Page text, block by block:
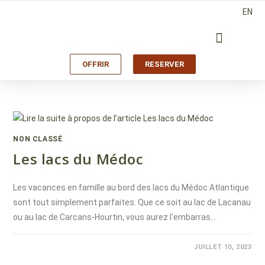
EN
OFFRIR RESERVER
NON CLASSÉ
Les lacs du Médoc
Les vacances en famille au bord des lacs du Médoc Atlantique
sont tout simplement parfaites. Que ce soit au lac de Lacanau
ou au lac de Carcans-Hourtin, vous aurez l'embarras…
JUILLET 10, 2023